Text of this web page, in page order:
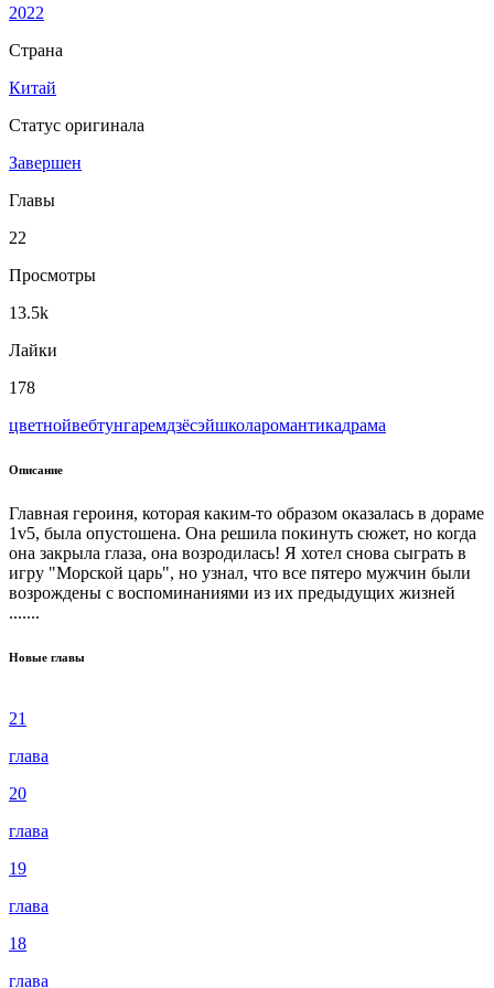
2022
Страна
Китай
Статус оригинала
Завершен
Главы
22
Просмотры
13.5k
Лайки
178
цветнойвeбтунгаремдзёсэйшколаромантикадрама
Описание
Главная героиня, которая каким-то образом оказалась в дораме
1v5, была опустошена. Она решила покинуть сюжет, но когда
она закрыла глаза, она возродилась! Я хотел снова сыграть в
игру "Морской царь", но узнал, что все пятеро мужчин были
возрождены с воспоминаниями из их предыдущих жизней
.......
Новые главы
21
глава
20
глава
19
глава
18
глава